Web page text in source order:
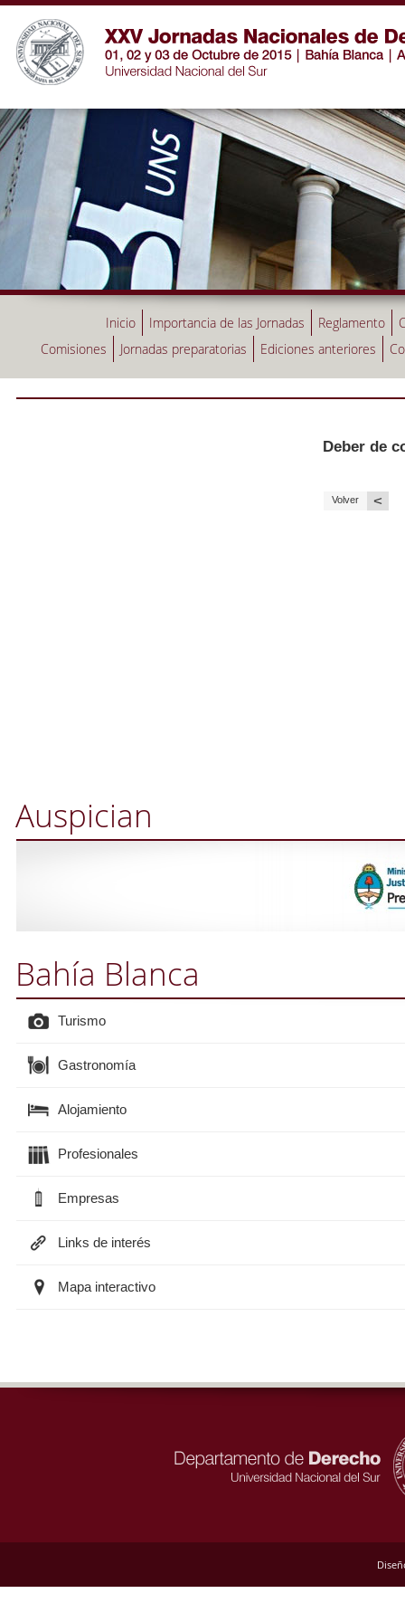
Inicio Importancia de las Jornadas Reglamento
Comisiones
Jornadas preparatorias Ediciones anteriores
Deber de
Volver <
Auspician
Bahía Blanca
Turismo
Gastronomía
Alojamiento
Profesionales
Empresas
Links de interés
Mapa interactivo